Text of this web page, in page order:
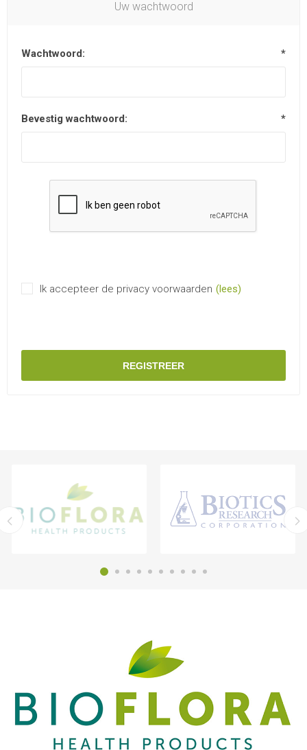
Uw wachtwoord
Wachtwoord: *
Bevestig wachtwoord: *
Ik accepteer de privacy voorwaarden (lees)
REGISTREER